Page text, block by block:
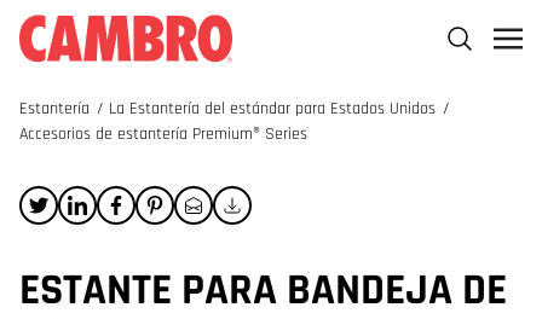
Estantería / La Estantería del estándar para Estados Unidos /
Accesorios de estantería Premium® Series
ESTANTE PARA BANDEJA DE